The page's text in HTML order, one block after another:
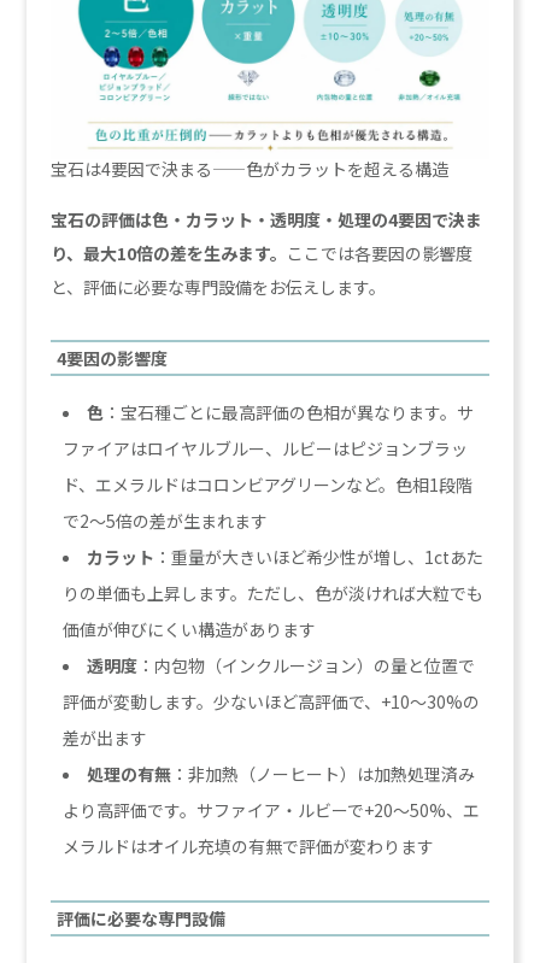
宝石は4要因で決まる——色がカラットを超える構造
宝石の評価は色・カラット・透明度・処理の4要因で決ま
り、最大10倍の差を生みます。 ここでは各要因の影響度
と、評価に必要な専門設備をお伝えします。
4要因の影響度
色 ：宝石種ごとに最高評価の色相が異なります。サ
ファイアはロイヤルブルー、ルビーはピジョンブラッ
ド、エメラルドはコロンビアグリーンなど。色相1段階
で2〜5倍の差が生まれます
カラット ：重量が大きいほど希少性が増し、1ctあた
りの単価も上昇します。ただし、色が淡ければ大粒でも
価値が伸びにくい構造があります
透明度 ：内包物（インクルージョン）の量と位置で
評価が変動します。少ないほど高評価で、+10〜30%の
差が出ます
処理の有無 ：非加熱（ノーヒート）は加熱処理済み
より高評価です。サファイア・ルビーで+20〜50%、エ
メラルドはオイル充填の有無で評価が変わります
評価に必要な専門設備